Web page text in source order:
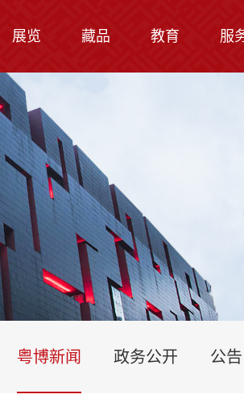
展览 藏品 教育 服
粤博新闻 政务公开 公告